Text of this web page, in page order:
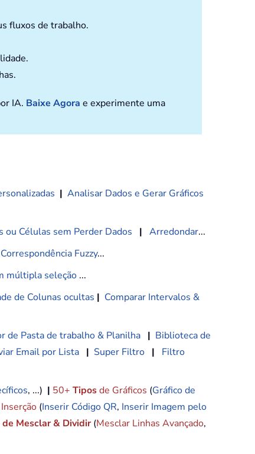
fluxos de trabalho.
IA. Baixe Agora e experimente uma
| Analisar Dados e Gerar Gráficos
ou Células sem Perder Dados | Arredondar...
Correspondência Fuzzy...
múltipla seleção ...
de Colunas ocultas | Comparar Intervalos &
de Pasta de trabalho & Planilha | Biblioteca de
Email por Lista | Super Filtro |
Filtro
, ...) | 50+ Tiposde Gráficos (Gráfico de
(Inserir Código QR, Inserir Imagem pelo
de Mesclar & Dividir (Mesclar Linhas Avançado,